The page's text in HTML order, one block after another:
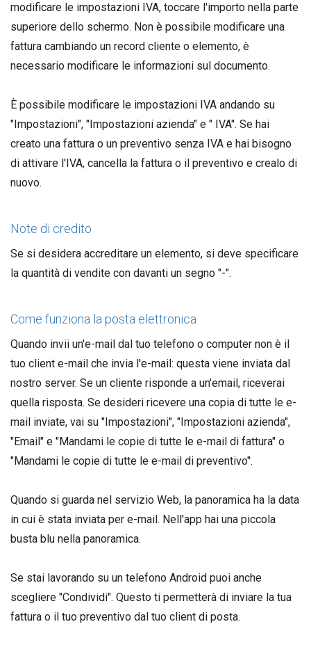
modificare le impostazioni IVA, toccare l'importo nella parte
superiore dello schermo. Non è possibile modificare una
fattura cambiando un record cliente o elemento, è
necessario modificare le informazioni sul documento.
È possibile modificare le impostazioni IVA andando su
"Impostazioni", "Impostazioni azienda" e " IVA". Se hai
creato una fattura o un preventivo senza IVA e hai bisogno
di attivare l'IVA, cancella la fattura o il preventivo e crealo di
nuovo.
Note di credito
Se si desidera accreditare un elemento, si deve specificare
la quantità di vendite con davanti un segno "-".
Come funziona la posta elettronica
Quando invii un'e-mail dal tuo telefono o computer non è il
tuo client e-mail che invia l'e-mail: questa viene inviata dal
nostro server. Se un cliente risponde a un'email, riceverai
quella risposta. Se desideri ricevere una copia di tutte le e-
mail inviate, vai su "Impostazioni", "Impostazioni azienda",
"Email" e "Mandami le copie di tutte le e-mail di fattura" o
"Mandami le copie di tutte le e-mail di preventivo".
Quando si guarda nel servizio Web, la panoramica ha la data
in cui è stata inviata per e-mail. Nell'app hai una piccola
busta blu nella panoramica.
Se stai lavorando su un telefono Android puoi anche
scegliere "Condividi". Questo ti permetterà di inviare la tua
fattura o il tuo preventivo dal tuo client di posta.